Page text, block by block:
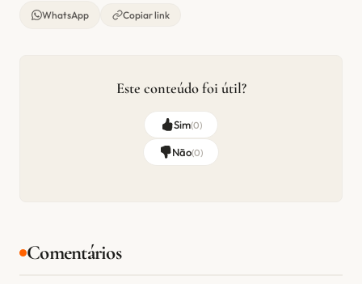
WhatsApp
Copiar link
Este conteúdo foi útil?
Sim(0)
Não(0)
Comentários